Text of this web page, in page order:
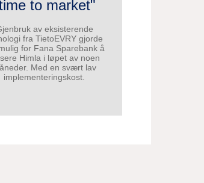
to market"
av eksisterende
fra TietoEVRY gjorde
for Fana Sparebank å
Himla i løpet av noen
Med en svært lav
implementeringskost.